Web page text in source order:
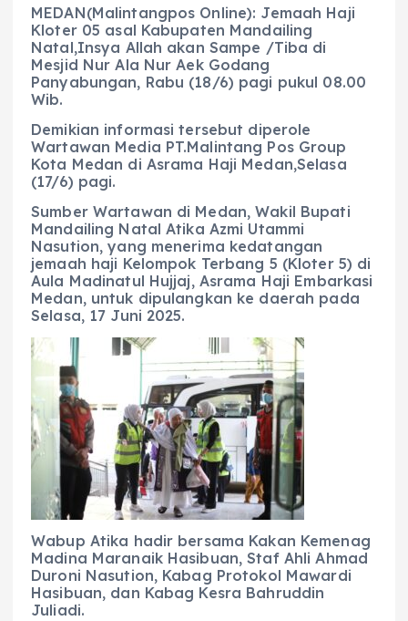
MEDAN(Malintangpos Online): Jemaah Haji
Kloter 05 asal Kabupaten Mandailing
Natal,Insya Allah akan Sampe /Tiba di
Mesjid Nur Ala Nur Aek Godang
Panyabungan, Rabu (18/6) pagi pukul 08.00
Wib.
Demikian informasi tersebut diperole
Wartawan Media PT.Malintang Pos Group
Kota Medan di Asrama Haji Medan,Selasa
(17/6) pagi.
Sumber Wartawan di Medan, Wakil Bupati
Mandailing Natal Atika Azmi Utammi
Nasution, yang menerima kedatangan
jemaah haji Kelompok Terbang 5 (Kloter 5) di
Aula Madinatul Hujjaj, Asrama Haji Embarkasi
Medan, untuk dipulangkan ke daerah pada
Selasa, 17 Juni 2025.
Wabup Atika hadir bersama Kakan Kemenag
Madina Maranaik Hasibuan, Staf Ahli Ahmad
Duroni Nasution, Kabag Protokol Mawardi
Hasibuan, dan Kabag Kesra Bahruddin
Juliadi.